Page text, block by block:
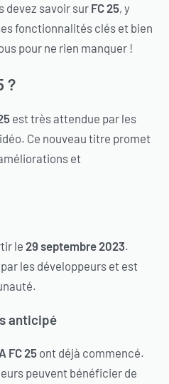
devez savoir sur FC 25, y
fonctionnalités clés et bien
pour ne rien manquer !
?
est très attendue par les
Ce nouveau titre promet
et
le 29 septembre 2023.
les développeurs et est
anticipé
FC 25 ont déjà commencé.
peuvent bénéficier de